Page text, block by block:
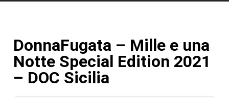
DonnaFugata – Mille e una
Notte Special Edition 2021
– DOC Sicilia